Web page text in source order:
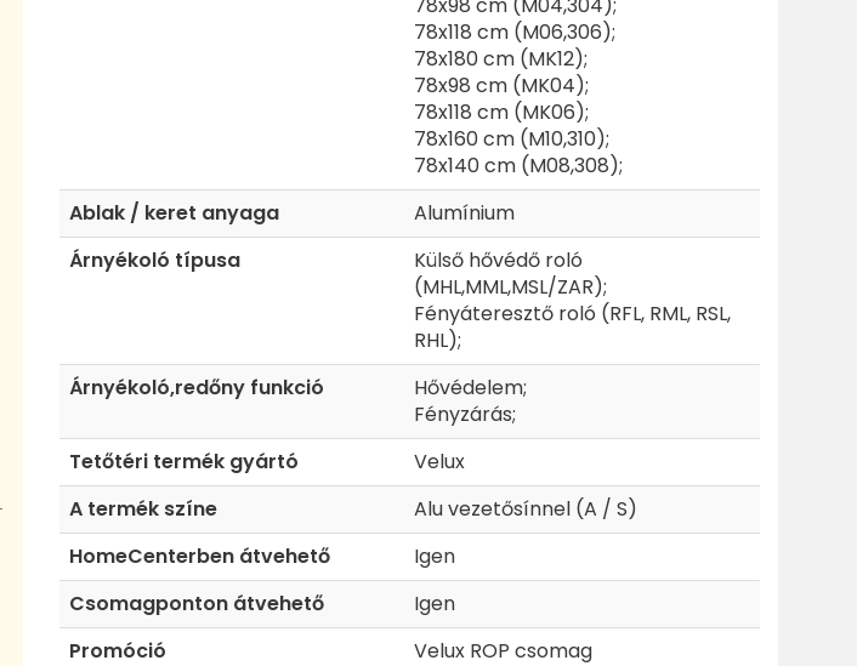
78x118 cm (M06,306);
78x180 cm (MK12);
78x98 cm (MK04);
78x118 cm (MK06);
78x160 cm (M10,310);
78x140 cm (M08,308);
Ablak / keret anyaga
Alumínium
Árnyékoló típusa
Külső hővédő roló
(MHL,MML,MSL/ZAR);
Fényáteresztő roló (RFL, RML, RSL,
RHL);
Árnyékoló,redőny funkció
Hővédelem;
Fényzárás;
Tetőtéri termék gyártó
Velux
A termék színe
Alu vezetősínnel (A / S)
HomeCenterben átvehető
Igen
Csomagponton átvehető
Igen
Promóció
Velux ROP csomag